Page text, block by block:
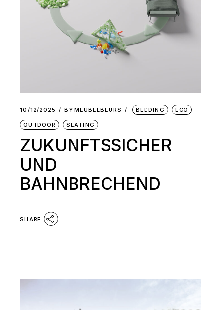
10/12/2025 BY MEUBELBEURS BEDDING ECO
OUTDOOR SEATING
ZUKUNFTSSICHER
UND
BAHNBRECHEND
SHARE